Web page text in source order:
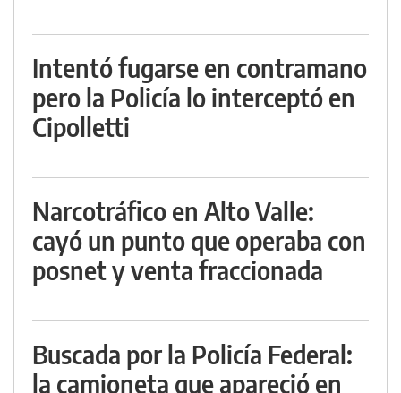
Intentó fugarse en contramano
pero la Policía lo interceptó en
Cipolletti
Narcotráfico en Alto Valle:
cayó un punto que operaba con
posnet y venta fraccionada
Buscada por la Policía Federal:
la camioneta que apareció en